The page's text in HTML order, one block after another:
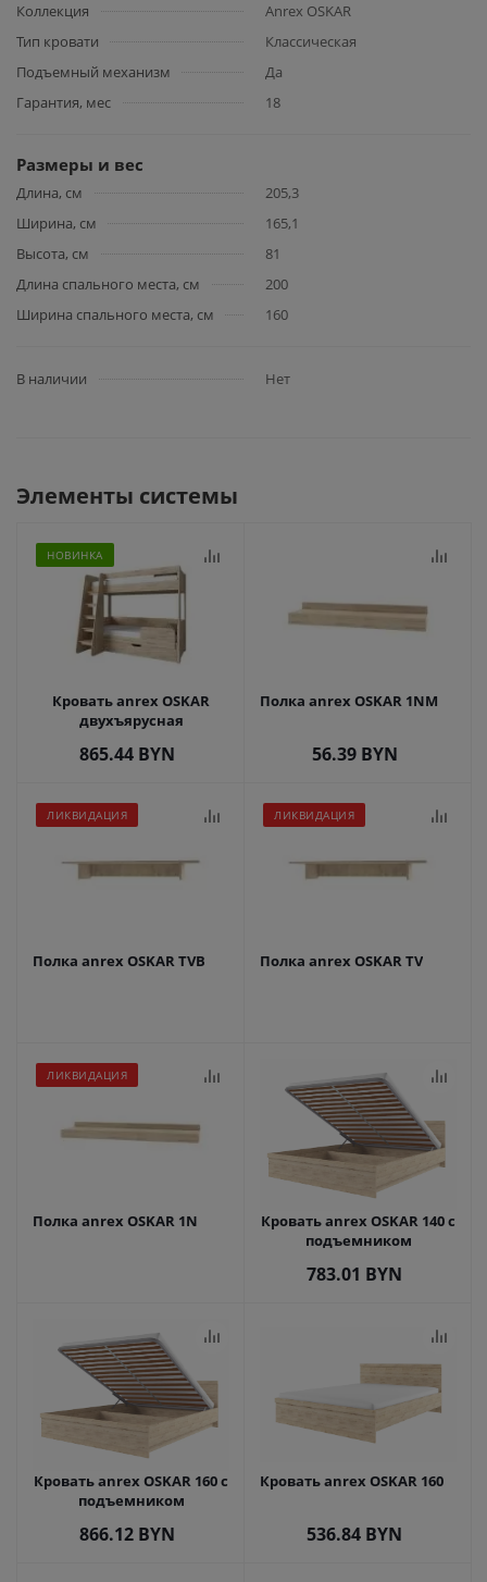
Коллекция
Anrex OSKAR
Тип кровати
Классическая
Подъемный механизм
Да
Гарантия, мес
18
Размеры и вес
Длина, см
205,3
Ширина, см
165,1
Высота, см
81
Длина спального места, см
200
Ширина спального места, см
160
В наличии Нет
Элементы системы
НОВИНКА
Кровать anrex OSKAR
двухъярусная
865.44 BYN
Полка anrex OSKAR 1NM
56.39BYN
ЛИКВИДАЦИЯ
Полка anrex OSKAR TVB
ЛИКВИДАЦИЯ
Полка anrex OSKAR TV
ЛИКВИДАЦИЯ
Полка anrex OSKAR 1N
Кровать anrex OSKAR 140 с
подъемником
783.01 BYN
Кровать anrex OSKAR 160 с
подъемником
866.12 BYN
Кровать anrex OSKAR 160
536.84 BYN